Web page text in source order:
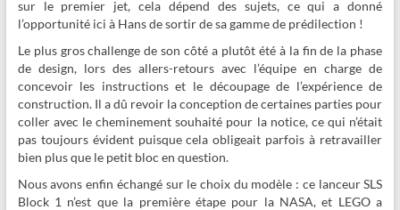
sur le premier jet, cela dépend des sujets, ce qui a donné
l’opportunité ici à Hans de sortir de sa gamme de prédilection !
Le plus gros challenge de son côté a plutôt été à la fin de la phase
de design, lors des allers-retours avec l’équipe en charge de
concevoir les instructions et le découpage de l’expérience de
construction. Il a dû revoir la conception de certaines parties pour
coller avec le cheminement souhaité pour la notice, ce qui n’était
pas toujours évident puisque cela obligeait parfois à retravailler
bien plus que le petit bloc en question.
Nous avons enfin échangé sur le choix du modèle : ce lanceur SLS
Block 1 n’est que la première étape pour la NASA, et LEGO a